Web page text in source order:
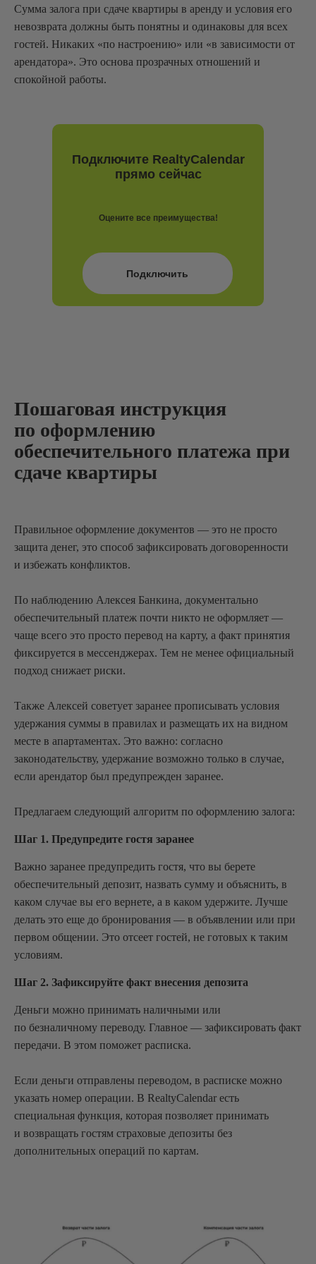
Сумма залога при сдаче квартиры в аренду и условия его
невозврата должны быть понятны и одинаковы для всех
гостей. Никаких «по настроению» или «в зависимости от
арендатора». Это основа прозрачных отношений и
спокойной работы.
Оцените все преимущества!
Подключить
Подключите RealtyCalendar
прямо сейчас
Пошаговая инструкция
по оформлению
обеспечительного платежа при
сдаче квартиры
Правильное оформление документов — это не просто
защита денег, это способ зафиксировать договоренности
и избежать конфликтов.
По наблюдению Алексея Банкина, документально
обеспечительный платеж почти никто не оформляет —
чаще всего это просто перевод на карту, а факт принятия
фиксируется в мессенджерах. Тем не менее официальный
подход снижает риски.
Также Алексей советует заранее прописывать условия
удержания суммы в правилах и размещать их на видном
месте в апартаментах. Это важно: согласно
законодательству, удержание возможно только в случае,
если арендатор был предупрежден заранее.
Предлагаем следующий алгоритм по оформлению залога:
Шаг 1. Предупредите гостя заранее
Важно заранее предупредить гостя, что вы берете
обеспечительный депозит, назвать сумму и объяснить, в
каком случае вы его вернете, а в каком удержите. Лучше
делать это еще до бронирования — в объявлении или при
первом общении. Это отсеет гостей, не готовых к таким
условиям.
Шаг 2. Зафиксируйте факт внесения депозита
Деньги можно принимать наличными или
по безналичному переводу. Главное — зафиксировать факт
передачи. В этом поможет расписка.
Если деньги отправлены переводом, в расписке можно
указать номер операции. В RealtyCalendar есть
специальная функция, которая позволяет принимать
и возвращать гостям страховые депозиты без
дополнительных операций по картам.